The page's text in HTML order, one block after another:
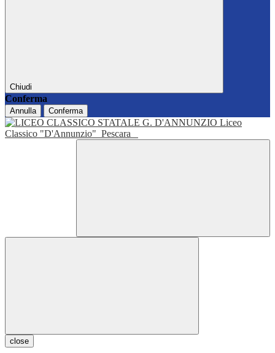
Chiudi
Conferma
Annulla Conferma
Liceo
Classico "D'Annunzio" Pescara
close